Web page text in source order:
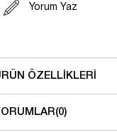
Yorum Yaz
ÖZELLIKLERI
(0)